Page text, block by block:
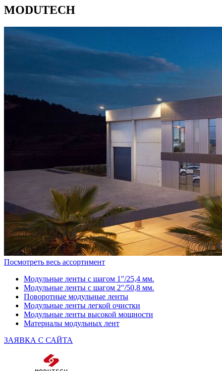
MODUTECH
Посмотреть весь ассортимент
Модульные ленты с шагом 1"/25,4 мм.
Модульные ленты с шагом 2"/50,8 мм.
Поворотные модульные ленты
Модульные ленты легкой очистки
Модульные ленты высокой мощности
Материалы модульных лент
ЗАЯВКА С САЙТА